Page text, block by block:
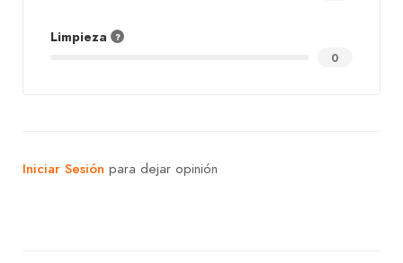
Limpieza
0
Iniciar Sesión para dejar opinión